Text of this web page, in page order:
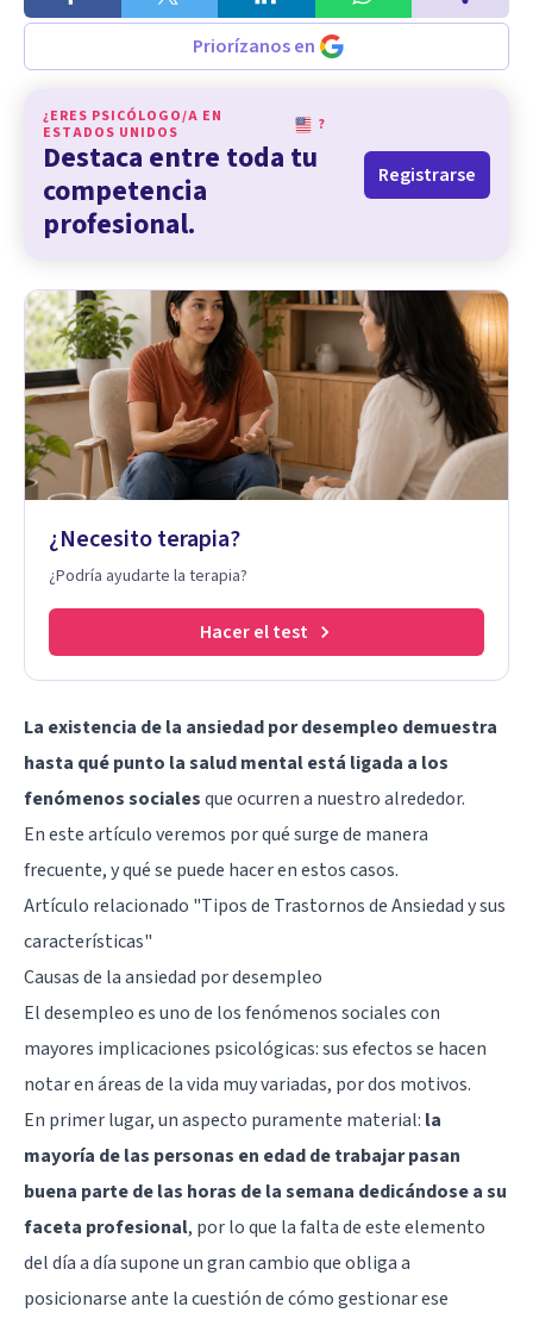
Priorízanos en
¿ERES PSICÓLOGO/A EN
ESTADOS UNIDOS
?
Destaca entre toda tu
competencia
profesional.
Registrarse
¿Necesito terapia?
¿Podría ayudarte la terapia?
Hacer el test
La existencia de la ansiedad por desempleo demuestra
hasta qué punto la salud mental está ligada a los
fenómenos socialesque ocurren a nuestro alrededor.
En este artículo veremos por qué surge de manera
frecuente, y qué se puede hacer en estos casos.
Artículo relacionado "Tipos de Trastornos de Ansiedad y sus
características"
Causas de la ansiedad por desempleo
El desempleo es uno de los fenómenos sociales con
mayores implicaciones psicológicas: sus efectos se hacen
notar en áreas de la vida muy variadas, por dos motivos.
En primer lugar, un aspecto puramente material: la
mayoría de las personas en edad de trabajar pasan
buena parte de las horas de la semana dedicándose a su
faceta profesional, por lo que la falta de este elemento
del día a día supone un gran cambio que obliga a
posicionarse ante la cuestión de cómo gestionar ese